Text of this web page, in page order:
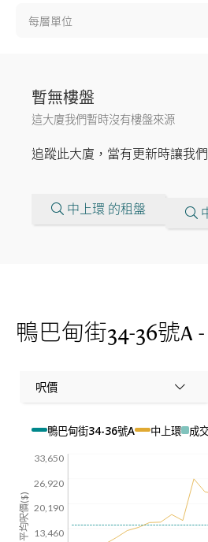
每層單位
暫無樓盤
這大廈我們暫時沒有樓盤來源
追蹤此大廈，當有更新時讓我
中上環 的租盤
鴨巴甸街34-36號A
呎價
鴨巴甸街34-36號A 中上環 成
33,650
26,920
20,190
13,460
平均呎價($)